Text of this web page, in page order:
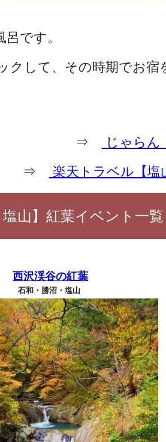
です。
クして、その時期でお宿
⇒
じゃらん
⇒
楽天トラベル【塩
塩山】紅葉イベント一覧
西沢渓谷の紅葉
石和・勝沼・塩山